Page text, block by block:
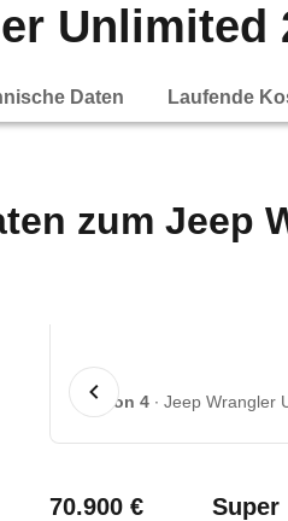
Unlimited
Daten Laufende
zum Jeep
1 von 4 Jeep Wrangler
70.900 € Super